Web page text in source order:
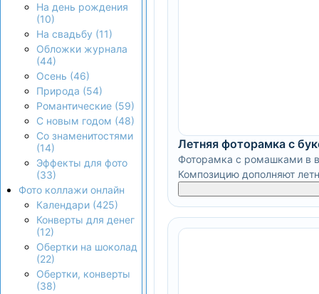
На день рождения
(10)
На свадьбу (11)
Обложки журнала
(44)
Осень (46)
Природа (54)
Романтические (59)
С новым годом (48)
Со знаменитостями
(14)
Эффекты для фото
(33)
Фото коллажи онлайн
Календари (425)
Конверты для денег
(12)
Обертки на шоколад
(22)
Обертки, конверты
(38)
Летняя фоторамка с
Фоторамка с ромашками в
Композицию дополняют